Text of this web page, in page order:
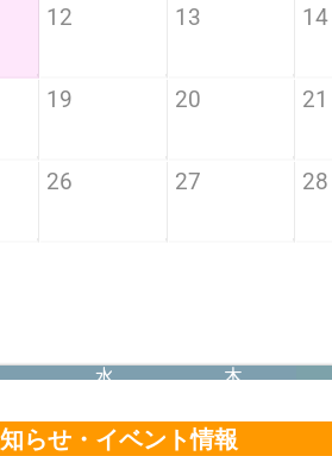
らせ・イベント情報